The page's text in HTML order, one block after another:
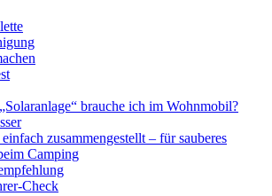
brauche ich im Wohnmobil?
zusammengestellt – für sauberes
Camping
Check